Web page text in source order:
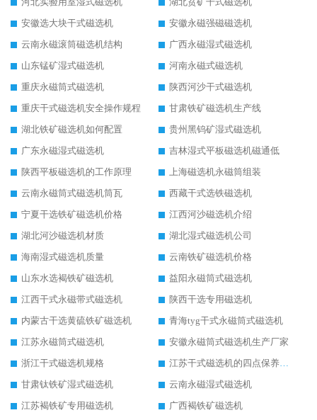
安徽选大块干式磁选机
安徽永磁强磁磁选机
云南永磁滚筒磁选机结构
广西永磁湿式磁选机
山东锰矿湿式磁选机
河南永磁式磁选机
重庆永磁筒式磁选机
陕西河沙干式磁选机
重庆干式磁选机安全操作规程
甘肃铁矿磁选机生产线
湖北铁矿磁选机如何配置
贵州黑钨矿湿式磁选机
广东永磁湿式磁选机
吉林湿式平板磁选机磁通低
陕西平板磁选机的工作原理
上海磁选机永磁筒组装
云南永磁筒式磁选机筒瓦
西藏干式选铁磁选机
宁夏干选铁矿磁选机价格
江西河沙磁选机介绍
湖北河沙磁选机材质
湖北湿式磁选机公司
海南湿式磁选机质量
云南铁矿磁选机价格
山东水选褐铁矿磁选机
益阳永磁筒式磁选机
江西干式永磁带式磁选机
陕西干选专用磁选机
内蒙古干选黄硫铁矿磁选机
青海tyg干式永磁筒式磁选机
江苏永磁筒式磁选机
安徽永磁筒式磁选机生产厂家
浙江干式磁选机规格
江苏干式磁选机的四点保养秘籍
甘肃钛铁矿湿式磁选机
云南永磁湿式磁选机
江苏褐铁矿专用磁选机
广西褐铁矿磁选机